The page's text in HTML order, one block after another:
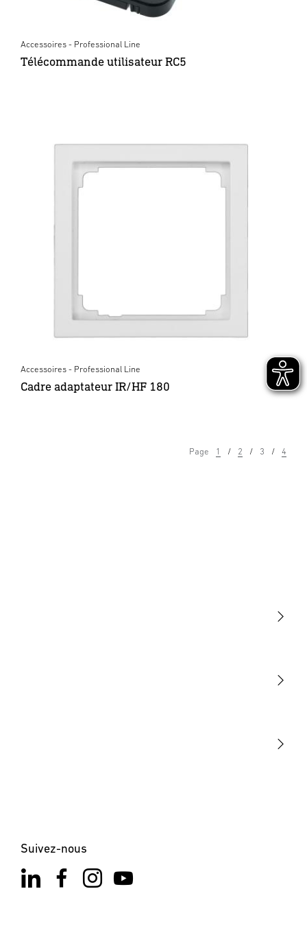
Accessoires - Professional Line
Télécommande utilisateur RC5
Accessoires - Professional Line
Cadre adaptateur IR/HF 180
Page 1 2 3 4
Suivez-nous